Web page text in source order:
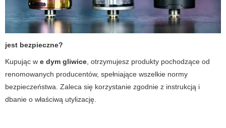
jest bezpieczne?
Kupując w e dym gliwice , otrzymujesz produkty pochodzące od
renomowanych producentów, spełniające wszelkie normy
bezpieczeństwa. Zaleca się korzystanie zgodnie z instrukcją i
dbanie o właściwą utylizację.